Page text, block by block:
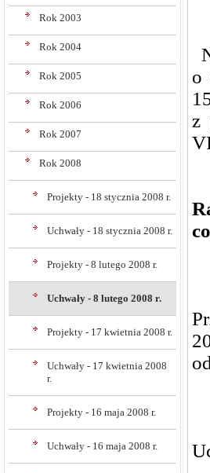
Rok 2003
Rok 2004
Rok 2005
Rok 2006
Rok 2007
Rok 2008
Projekty - 18 stycznia 2008 r.
Uchwały - 18 stycznia 2008 r.
Projekty - 8 lutego 2008 r.
Uchwały - 8 lutego 2008 r.
Projekty - 17 kwietnia 2008 r.
Uchwały - 17 kwietnia 2008
r.
Projekty - 16 maja 2008 r.
Uchwały - 16 maja 2008 r.
o
z